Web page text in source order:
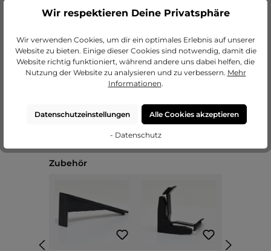
Produktgalerie überspringen
Zubehör
Wir respektieren Deine Privatsphäre
Wir verwenden Cookies, um dir ein optimales Erlebnis auf unserer
Website zu bieten. Einige dieser Cookies sind notwendig, damit die
Website richtig funktioniert, während andere uns dabei helfen, die
Nutzung der Website zu analysieren und zu verbessern. Mehr
Informationen.
Datenschutzeinstellungen Alle Cookies akzeptieren
- Datenschutz